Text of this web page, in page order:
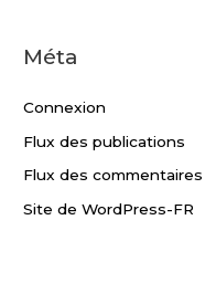
Méta
Connexion
Flux des publications
Flux des commentaires
Site de WordPress-FR